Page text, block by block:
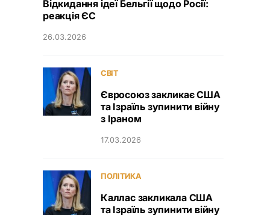
Відкидання ідеї Бельгії щодо Росії:
реакція ЄС
26.03.2026
СВІТ
Євросоюз закликає США
та Ізраїль зупинити війну
з Іраном
17.03.2026
ПОЛІТИКА
Каллас закликала США
та Ізраїль зупинити війну